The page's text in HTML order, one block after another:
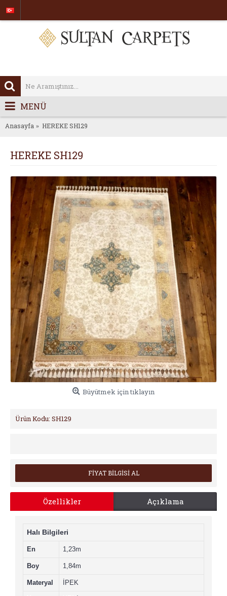
MENÜ
Anasayfa HEREKE SH129
HEREKE SH129
Büyütmek için tıklayın
Ürün Kodu: SH129
FİYAT BİLGİSİ AL
Özellikler Açıklama
Halı Bilgileri
En 1,23m
Boy 1,84m
Materyal İPEK